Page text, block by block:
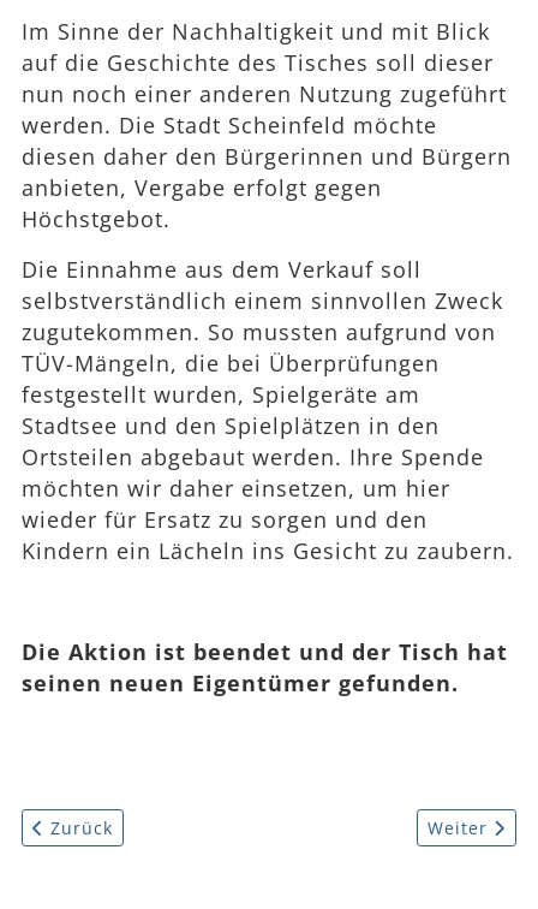
Im Sinne der Nachhaltigkeit und mit Blick
auf die Geschichte des Tisches soll dieser
nun noch einer anderen Nutzung zugeführt
werden. Die Stadt Scheinfeld möchte
diesen daher den Bürgerinnen und Bürgern
anbieten, Vergabe erfolgt gegen
Höchstgebot.
Die Einnahme aus dem Verkauf soll
selbstverständlich einem sinnvollen Zweck
zugutekommen. So mussten aufgrund von
TÜV-Mängeln, die bei Überprüfungen
festgestellt wurden, Spielgeräte am
Stadtsee und den Spielplätzen in den
Ortsteilen abgebaut werden. Ihre Spende
möchten wir daher einsetzen, um hier
wieder für Ersatz zu sorgen und den
Kindern ein Lächeln ins Gesicht zu zaubern.
Die Aktion ist beendet und der Tisch hat
seinen neuen Eigentümer gefunden.
Vorheriger Beitrag: Newsletter zum Projektfortschritt
Zurück Nächster
Weiter